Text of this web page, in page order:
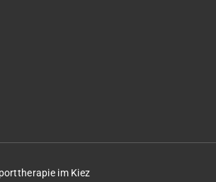
im Kiez